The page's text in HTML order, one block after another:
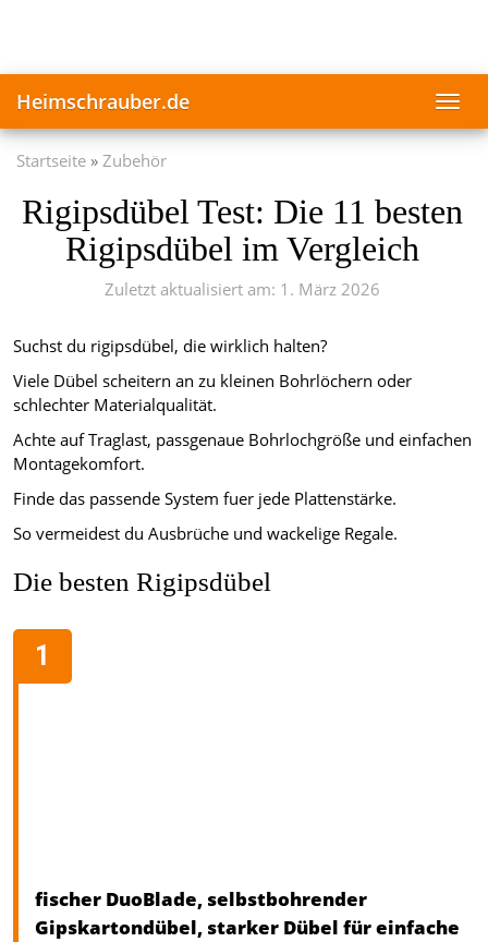
Heimschrauber.de
Startseite Zubehör
Rigipsdübel Test: Die 11 besten
Rigipsdübel im Vergleich
Zuletzt aktualisiert am: 1. März 2026
Suchst du rigipsdübel, die wirklich halten?
Viele Dübel scheitern an zu kleinen Bohrlöchern oder
schlechter Materialqualität.
Achte auf Traglast, passgenaue Bohrlochgröße und einfachen
Montagekomfort.
Finde das passende System fuer jede Plattenstärke.
So vermeidest du Ausbrüche und wackelige Regale.
Die besten Rigipsdübel
fischer DuoBlade, selbstbohrender
Gipskartondübel, starker Dübel für einfache